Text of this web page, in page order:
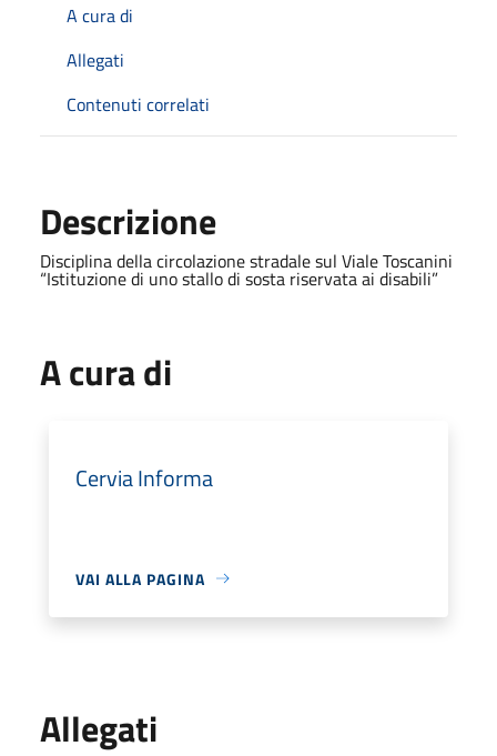
A cura di
Allegati
Contenuti correlati
Descrizione
Disciplina della circolazione stradale sul Viale Toscanini
“Istituzione di uno stallo di sosta riservata ai disabili”
A cura di
Cervia Informa
VAI ALLA PAGINA
Allegati